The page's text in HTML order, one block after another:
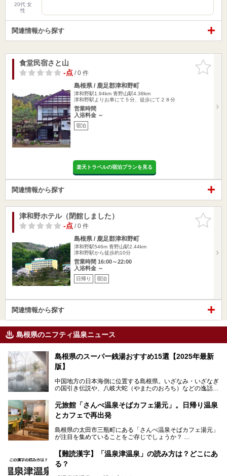
20代 女
性
関連情報から探す
お気に入
りに追加
食堂民宿さと山
-点/ 0 件
島根県 / 鹿足郡津和野町
津和野駅1.94km 青野山駅4.38km
津和野駅よりお車にて５分、徒歩にて２８分
営業時間
入浴料金 ～
宿泊
楽天トラベルの宿泊プランを見る
関連情報から探す
お気に入
りに追加
津和野ホテル（閉館しました）
-点/ 0 件
島根県 / 鹿足郡津和野町
津和野駅546m 青野山駅2.44km
津和野駅から徒歩約10分
営業時間 16:00～22:00
入浴料金 ～
日帰り 宿泊
関連情報から探す
島根県のニフティ温泉ニュース
島根県のスーパー銭湯おすすめ15選【2025年最新
版】
中国地方の日本海側に位置する島根県。いざなみ・いざなぎ
の国引き伝説や、八岐大蛇（やまたのおろち）などの逸話が
の参拝客が訪れます。「出雲縁結び空港」への直行便なら、
首都圏からでも実は2時間圏内で到着できるアクセスも魅力
です。
市）など、古くから知られる温泉郷が多くあります。ゆった
り流れる時間のなかで、心の底からのんびりできるスーパー
元旅館「さんべ温泉そばカフェ湯元」。日帰り温泉
とカフェで再出発
島根県の太田市三瓶町にある「さんべ温泉そばカフェ湯元」
が注目を集めていることをご存じでしょうか？
「さんべ温泉そばカフェ湯元」は日帰り温泉と、名物のそば
を提供するカフェという新しい営業スタイルで、観光客に限
らず地元民にも親しまれています。
【難読漢字】「温泉津温泉」の読み方は？どこにあ
る？